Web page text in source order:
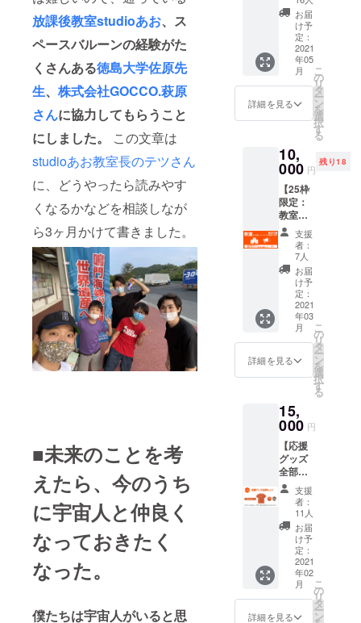
放課後教室studioあお、 ス
ペースバルーンの経験がた
くさんある徳島大学佐原先
生、 株式会社GOCCO.萩原
さんに協力してもらうこと
にしました。
この文章は
studioあお教室長のテツさん
に、どうやったら読みやす
くなるかなどを相談しなが
ら3ヶ月かけて書きました。
■未来のことを考
えたら、今のうち
に宇宙人と仲良く
なっておきたく
なった。
僕たちは宇宙人がいると思
なやつ
か考え
て、彼
らと一
緒に暮
らす未
来につ
いて考
セージ
動画を
て送っ
てくだ
さい。
・THE
宇宙少
年ズ メ
ンバー
ズカー
ド（※厚
紙素
材） ・
缶バッ
チ ・お
礼の
げられ
ない内
容の
メッ
セージ
や、誰
かが困
る内容
のメッ
セージ
はあげ
られま
せん。
すみま
せん。
能な事
信
（グッ
ズ付
き）】
・進捗
報告の
生配信
／質問
コー
ナー（1
月） ・
打ち上
げの様
子を生
配信
（2020
年3月）
・ス
ペース
バルー
ン打ち
上げの
打ち上
げ生配
信（事
後報告
会 2020
■グッズ
THE宇
宙少年
バーズ
カード
（※厚紙
素材）
・缶
バッチ
・お礼
のメー
お届
け予
定：
2021
年05
月
詳細を見る
こ
の
リ
タ
ー
ン
を
選
択
す
る
10,
000 円
残り18
【25枠
限定：
教室か
ら宇宙
人に
メッ
セージ
を配信
する権
利10秒
分】
小・中
学校の
クラス
でだけ
ランで
す。1万
円で宇
宙人へ
メッ
セージ
を配信
しま
す。 ク
ラスで
宇宙
人って
どんな
やつか
考え
て、彼
らと一
支援
者：
7人
お届
け予
定：
2021
年03
月
詳細を見る
こ
の
リ
タ
ー
ン
を
選
択
す
る
15,
000 円
【応援
グッズ
全部
セッ
ト】 ・
Tシャツ
（白 or
オレン
ジ） ・
マフ
ラータ
オル ・
缶バッ
チ ・
支援
者：
11人
お届
け予
定：
2021
年02
月
詳細を見る
こ
の
リ
タ
ー
ン